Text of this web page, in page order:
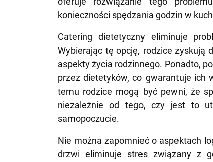
konieczności spędzania godzin w
Catering dietetyczny eliminuje
Wybierając tę opcję, rodzice zyskują
aspekty życia rodzinnego. Ponadto,
przez dietetyków, co gwarantuje ich
temu rodzice mogą być pewni, że
niezależnie od tego, czy jest to
samopoczucie.
Nie można zapomnieć o aspektach
drzwi eliminuje stres związany z